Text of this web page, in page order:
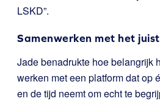
LSKD”.
Samenwerken met het
Jade benadrukte hoe belangrijk
werken met een platform dat op
en de tijd neemt om echt te